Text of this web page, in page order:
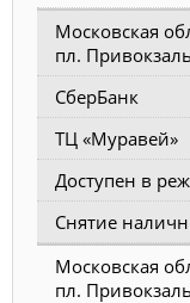
Московская
пл.
СберБанк
ТЦ «Муравей»
Доступен в
Снятие
Московская
пл.